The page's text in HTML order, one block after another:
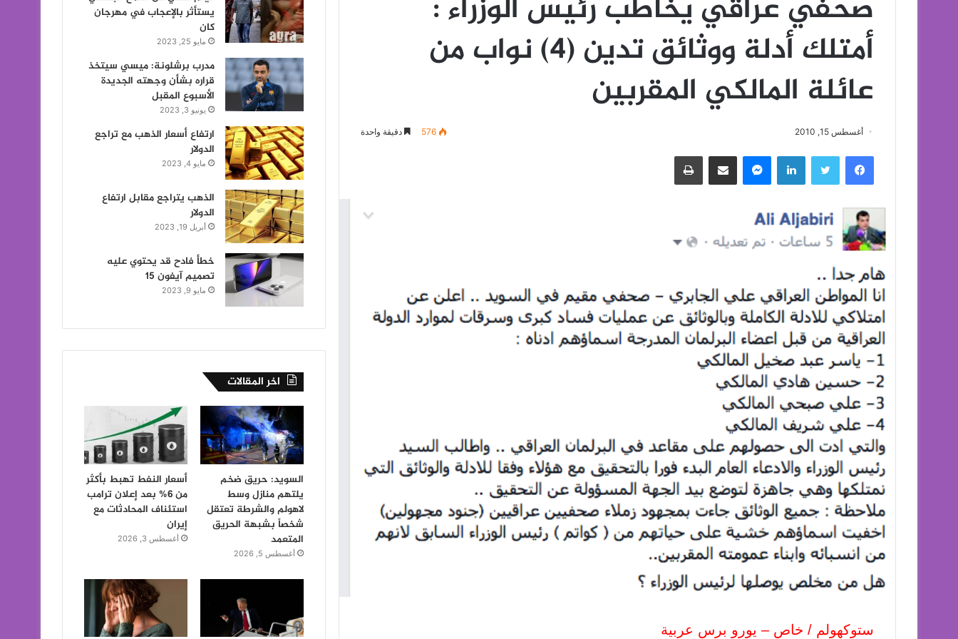
صحفي عراقي يخاطب رئيس الوزراء :
أمتلك أدلة ووثائق تدين (4) نواب من
عائلة المالكي المقربين
أغسطس 15, 2010 576 دقيقة واحدة
فيسبوك تويتر لينكدإن ماسنجر مشاركة عبر البريد طباعة
ستوكهولم / خاص – يورو برس عربية
يستأثر بالإعجاب في مهرجان
كان
مايو 25, 2023
مدرب برشلونة: ميسي سيتخذ
قراره بشأن وجهته الجديدة
الأسبوع المقبل
يونيو 3, 2023
ارتفاع أسعار الذهب مع تراجع
الدولار
مايو 4, 2023
الذهب يتراجع مقابل ارتفاع
الدولار
أبريل 19, 2023
خطأ فادح قد يحتوي عليه
تصميم آيفون 15
مايو 9, 2023
اخر المقالات
السويد: حريق ضخم
يلتهم منازل وسط
لاهولم والشرطة تعتقل
شخصاً بشبهة الحريق
المتعمد
أغسطس 5, 2026
أسعار النفط تهبط بأكثر
من 6% بعد إعلان ترامب
استئناف المحادثات مع
إيران
أغسطس 3, 2026